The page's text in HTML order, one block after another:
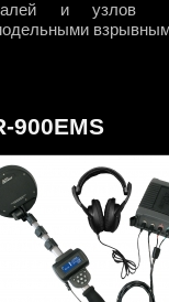
и узлов
900EMS